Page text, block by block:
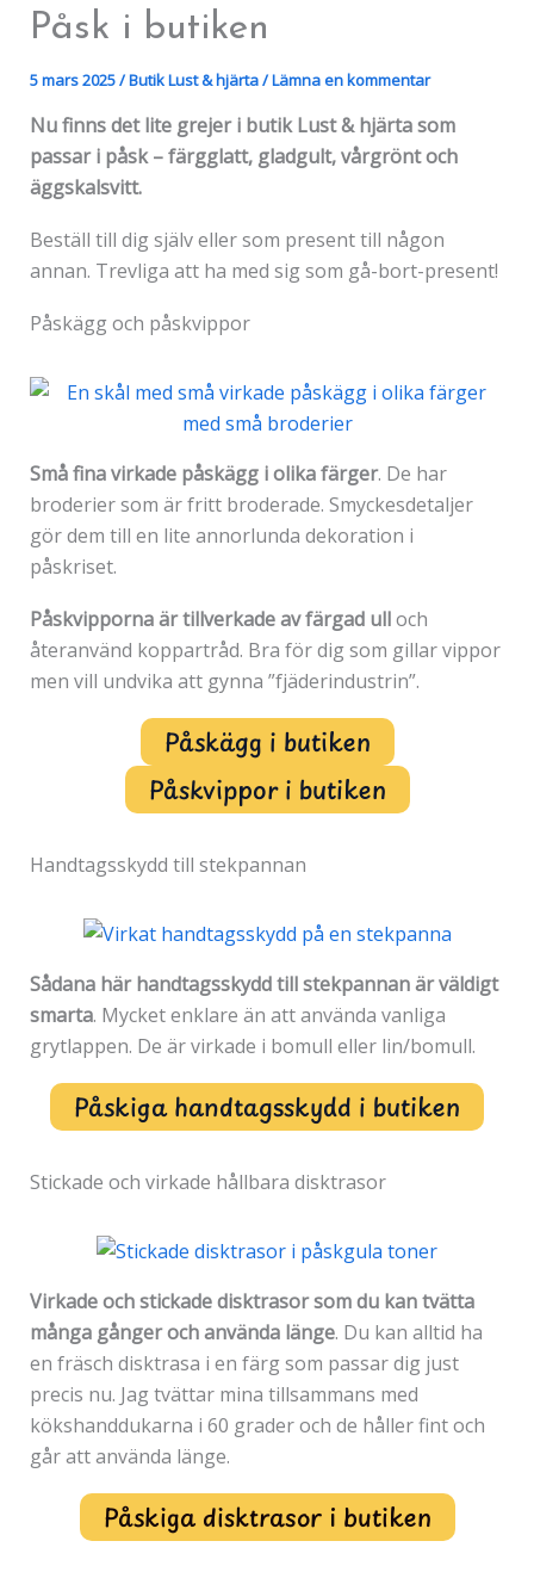
Påsk i butiken
5 mars 2025/Butik Lust & hjärta/Lämna en kommentar
Nu finns det lite grejer i butik Lust & hjärta som
passar i påsk – färgglatt, gladgult, vårgrönt och
äggskalsvitt.
Beställ till dig själv eller som present till någon
annan. Trevliga att ha med sig som gå-bort-present!
Påskägg och påskvippor
Små fina virkade påskägg i olika färger. De har
broderier som är fritt broderade. Smyckesdetaljer
gör dem till en lite annorlunda dekoration i
påskriset.
Påskvipporna är tillverkade av färgad ulloch
återanvänd koppartråd. Bra för dig som gillar vippor
men vill undvika att gynna ”fjäderindustrin”.
Påskägg i butiken
Påskvippor i butiken
Handtagsskydd till stekpannan
Sådana här handtagsskydd till stekpannan är väldigt
smarta. Mycket enklare än att använda vanliga
grytlappen. De är virkade i bomull eller lin/bomull.
Påskiga handtagsskydd i butiken
Stickade och virkade hållbara disktrasor
Virkade och stickade disktrasor som du kan tvätta
många gånger och använda länge. Du kan alltid ha
en fräsch disktrasa i en färg som passar dig just
precis nu. Jag tvättar mina tillsammans med
kökshanddukarna i 60 grader och de håller fint och
går att använda länge.
Påskiga disktrasor i butiken